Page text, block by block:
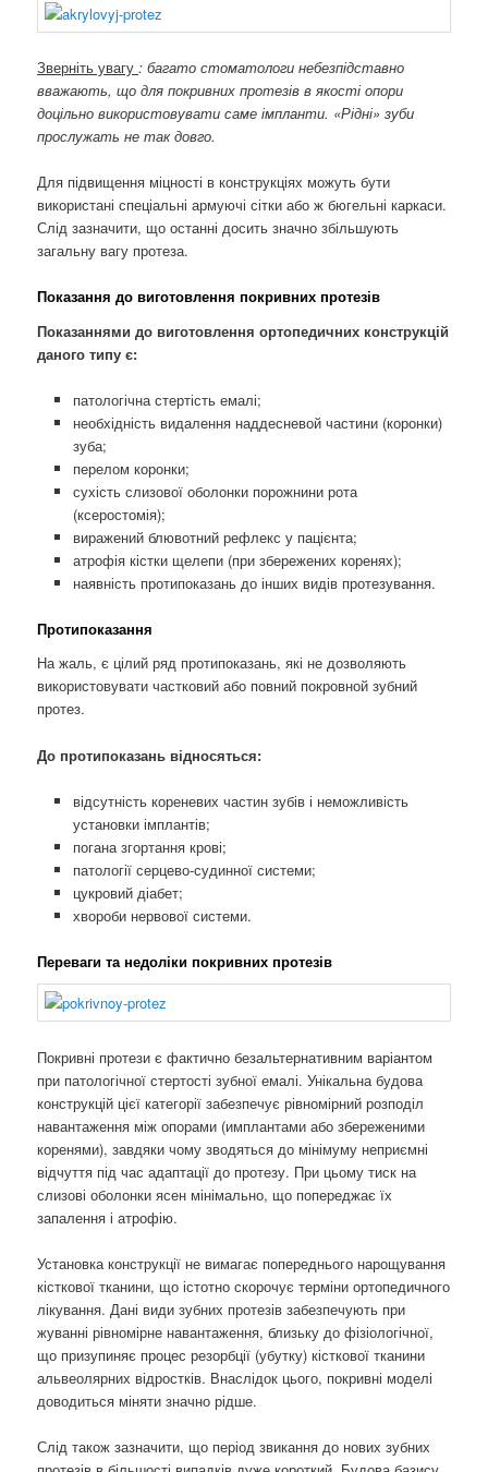
Зверніть увагу: багато стоматологи небезпідставно
вважають, що для покривних протезів в якості опори
доцільно використовувати саме імпланти. «Рідні» зуби
прослужать не так довго.
Для підвищення міцності в конструкціях можуть бути
використані спеціальні армуючі сітки або ж бюгельні каркаси.
Слід зазначити, що останні досить значно збільшують
загальну вагу протеза.
Показання до виготовлення покривних протезів
Показаннями до виготовлення ортопедичних конструкцій
даного типу є:
патологічна стертість емалі;
необхідність видалення наддесневой частини (коронки)
зуба;
перелом коронки;
сухість слизової оболонки порожнини рота
(ксеростомія);
виражений блювотний рефлекс у пацієнта;
атрофія кістки щелепи (при збережених коренях);
наявність протипоказань до інших видів протезування.
Протипоказання
На жаль, є цілий ряд протипоказань, які не дозволяють
використовувати частковий або повний покровной зубний
протез.
До протипоказань відносяться:
відсутність кореневих частин зубів і неможливість
установки імплантів;
погана згортання крові;
патології серцево-судинної системи;
цукровий діабет;
хвороби нервової системи.
Переваги та недоліки покривних протезів
Покривні протези є фактично безальтернативним варіантом
при патологічної стертості зубної емалі. Унікальна будова
конструкцій цієї категорії забезпечує рівномірний розподіл
навантаження між опорами (имплантами або збереженими
коренями), завдяки чому зводяться до мінімуму неприємні
відчуття під час адаптації до протезу. При цьому тиск на
слизові оболонки ясен мінімально, що попереджає їх
запалення і атрофію.
Установка конструкції не вимагає попереднього нарощування
кісткової тканини, що істотно скорочує терміни ортопедичного
лікування. Дані види зубних протезів забезпечують при
жуванні рівномірне навантаження, близьку до фізіологічної,
що призупиняє процес резорбції (убутку) кісткової тканини
альвеолярних відростків. Внаслідок цього, покривні моделі
доводиться міняти значно рідше.
Слід також зазначити, що період звикання до нових зубних